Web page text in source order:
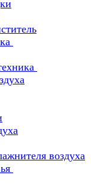
воздуха